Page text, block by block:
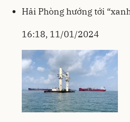
Hải Phòng hướng tới
16:18, 11/01/2024